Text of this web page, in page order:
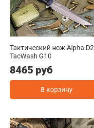
Тактический нож Alpha D2
TacWash G10
8465 руб
В корзину